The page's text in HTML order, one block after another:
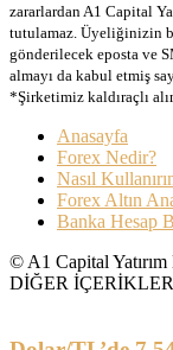
zararlardan A1 Capital
tutulamaz. Üyeliğinizin
gönderilecek eposta ve
almayı da kabul etmiş
*Şirketimiz kaldıraçlı
Anasayfa
Forex Nedir?
Nasıl
Forex Altın
Banka Hesap
© A1 Capital
DİĞER İÇERİKLER